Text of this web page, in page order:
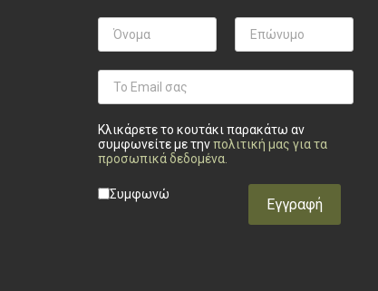
Κλικάρετε το κουτάκι παρακάτω αν
συμφωνείτε με τηνπολιτική μας για τα
προσωπικά δεδομένα.
Privacy checkbox
Συμφωνώ
Εγγραφή